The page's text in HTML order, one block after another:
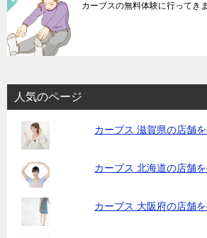
カーブスの無料体験に行ってき
人気のページ
カーブス 滋賀県の店舗
カーブス 北海道の店舗
カーブス 大阪府の店舗